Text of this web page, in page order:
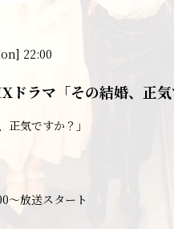
22:00
ドラマ「その結婚、正
正気ですか？」
～放送スタート